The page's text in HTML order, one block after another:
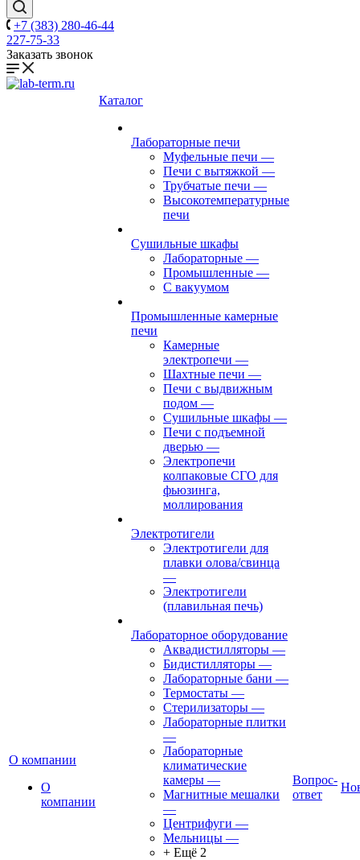
+7 (383) 280-46-44
227-75-33
Заказать звонок
О компании
О
компании
Каталог
Лабораторные печи
Муфельные печи —
Печи с вытяжкой —
Трубчатые печи —
Высокотемпературные
печи
Сушильные шкафы
Лабораторные —
Промышленные —
С вакуумом
Промышленные камерные
печи
Камерные
электропечи —
Шахтные печи —
Печи с выдвижным
подом —
Сушильные шкафы —
Печи с подъемной
дверью —
Электропечи
колпаковые СГО для
фьюзинга,
моллирования
Электротигели
Электротигели для
плавки олова/свинца
—
Электротигели
(плавильная печь)
Лабораторное оборудование
Аквадистилляторы —
Бидистилляторы —
Лабораторные бани —
Термостаты —
Стерилизаторы —
Лабораторные плитки
—
Лабораторные
климатические
камеры —
Магнитные мешалки
—
Центрифуги —
Мельницы —
+ Ещё 2
Вопрос-
ответ